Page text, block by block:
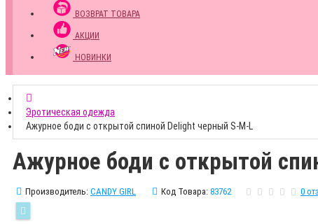
ВОЗВРАТ ТОВАРА
АКЦИИ
НОВИНКИ
Эротическая одежда
Ажурное боди с открытой спиной Delight черный S-M-L
Ажурное боди с открытой
Производитель: CANDY GIRL Код Товара: 83762 0